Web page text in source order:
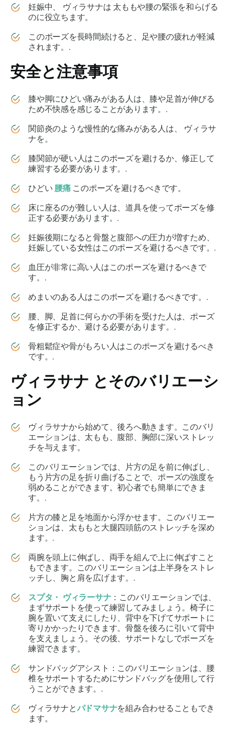
妊娠中、 ヴィラサナは 太ももや腰の緊張を和らげる
のに役立ちます。
このポーズを長時間続けると、足や腰の疲れが軽減
されます。.
安全と注意事項
膝や脚にひどい痛みがある人は、膝や足首が伸びる
ため不快感を感じることがあります。.
関節炎のような慢性的な痛みがある人は、 ヴィラサ
ナを。
膝関節が硬い人はこのポーズを避けるか、修正して
練習する必要があります。.
ひどい 腰痛このポーズを避けるべきです。
床に座るのが難しい人は、道具を使ってポーズを修
正する必要があります。.
妊娠後期になると骨盤と腹部への圧力が増すため、
妊娠している女性はこのポーズを避けるべきです。.
血圧が非常に高い人はこのポーズを避けるべきで
す。.
めまいのある人はこのポーズを避けるべきです。.
腰、脚、足首に何らかの手術を受けた人は、ポーズ
を修正するか、避ける必要があります。.
骨粗鬆症や骨がもろい人はこのポーズを避けるべき
です。.
ヴィラサナ とそのバリエーシ
ョン
ヴィラサナから始めて、後ろへ動きます。このバリ
エーションは、太もも、腹部、胸部に深いストレッ
チを与えます。
このバリエーションでは、片方の足を前に伸ばし、
もう片方の足を折り曲げることで、ポーズの強度を
弱めることができます。初心者でも簡単にできま
す。.
片方の膝と足を地面から浮かせます。このバリエー
ションは、太ももと大腿四頭筋のストレッチを深め
ます。.
両腕を頭上に伸ばし、両手を組んで上に伸ばすこと
もできます。このバリエーションは上半身をストレ
ッチし、胸と肩を広げます。.
スプタ・
ヴィラーサナ：このバリエーションでは、
まずサポートを使って練習してみましょう。椅子に
腕を置いて支えにしたり、背中を下げてサポートに
寄りかかったりできます。骨盤を後ろに引いて背中
を支えましょう。その後、サポートなしでポーズを
練習できます。
サンドバッグアシスト：このバリエーションは、腰
椎をサポートするためにサンドバッグを使用して行
うことができます。.
ヴィラサナとパドマサナを組み合わせることもでき
ます。